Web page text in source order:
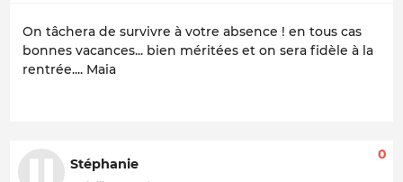
On tâchera de survivre à votre absence ! en tous cas
bonnes vacances... bien méritées et on sera fidèle à la
rentrée.... Maia
Stéphanie
0